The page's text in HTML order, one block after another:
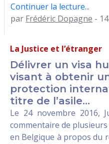
Continuer la lecture...
par Frédéric Dopagne -
La Justice et l’étranger
Délivrer un visa
visant à obtenir
protection
titre de l’asile...
Le 24 novembre 2016,
commentaire de
en Belgique à propos du